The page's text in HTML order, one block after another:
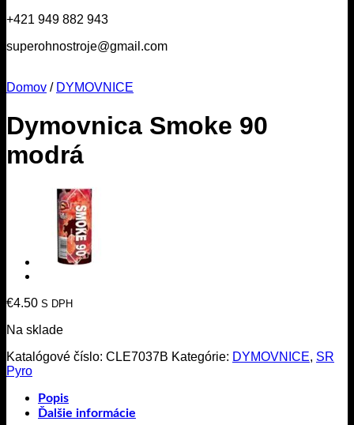
+421 949 882 943
superohnostroje@gmail.com
Domov / DYMOVNICE
Dymovnica Smoke 90
modrá
€4.50 S DPH
Na sklade
Katalógové číslo: CLE7037B Kategórie: DYMOVNICE, SR
Pyro
Popis
Ďalšie informácie